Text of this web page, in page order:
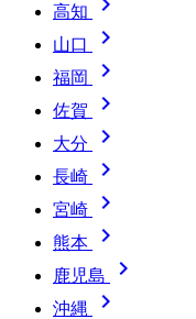
高知
山口 
福岡 
佐賀 
大分 
長崎 
宮崎 
熊本 
鹿児島 
沖縄
